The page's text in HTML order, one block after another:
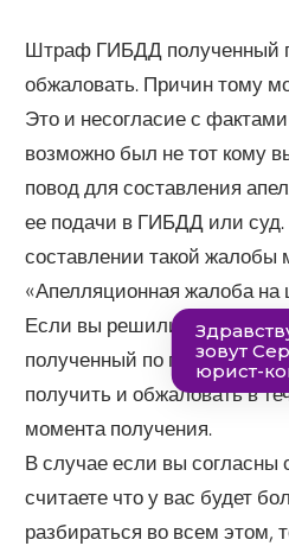
Штраф ГИБДД полученный
обжаловать. Причин тому
Это и несогласие с
возможно был не тот кому
повод для составления
ее подачи в ГИБДД или
составлении такой жалобы
«Апелляционная жалоба
Если вы решили
полученный по почте, то в
получить и обжаловать в
момента получения.
В случае если вы
считаете что у вас будет
разбираться во всем этом,